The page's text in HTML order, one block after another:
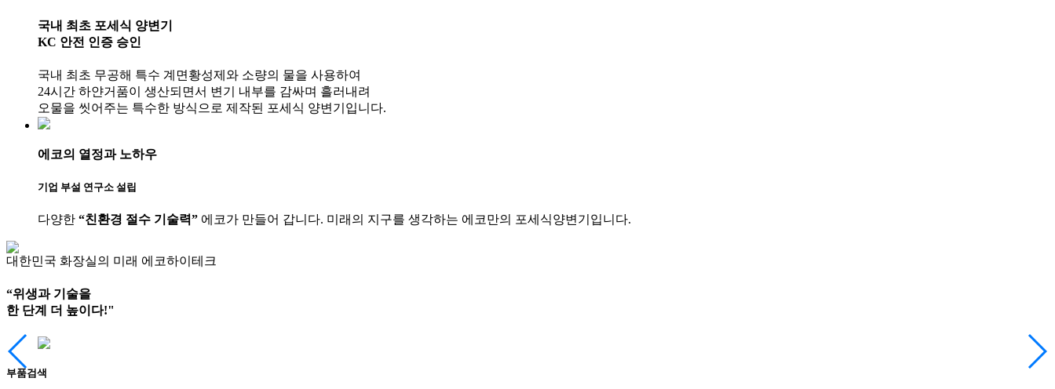
국내 최초 포세식 양변기
KC 안전 인증 승인
국내 최초 무공해 특수 계면황성제와 소량의 물을 사용하여
24시간 하얀거품이 생산되면서 변기 내부를 감싸며 흘러내려
오물을 씻어주는 특수한 방식으로 제작된 포세식 양변기입니다.
에코의 열정과 노하우
기업 부설 연구소 설립
다양한 “친환경 절수 기술력” 에코가 만들어 갑니다. 미래의 지구를 생각하는 에코만의 포세식양변기입니다.
대한민국 화장실의 미래 에코하이테크
“위생과 기술을
한 단계 더 높이다!"
부품검색